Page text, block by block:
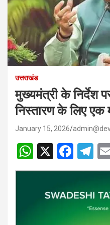
उत्तराखंड
मुख्यमंत्री के निर्देश
निस्तारण के लिए एक
January 15, 2026
W
h
X
F
a
ce
b
o
T
el
e
gr
a